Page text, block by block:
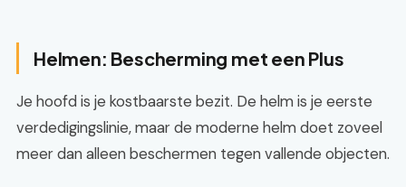
Helmen: Bescherming met een Plus
Je hoofd is je kostbaarste bezit. De helm is je eerste
verdedigingslinie, maar de moderne helm doet zoveel
meer dan alleen beschermen tegen vallende objecten.